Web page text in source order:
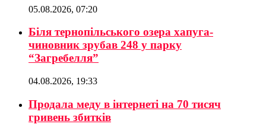
05.08.2026, 07:20
Біля тернопільського озера хапуга-
чиновник зрубав 248 у парку
“Загребелля”
04.08.2026, 19:33
Продала меду в інтернеті на 70 тисяч
гривень збитків